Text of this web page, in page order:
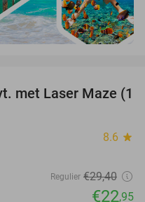
22%
met Laser Maze (1
8.6 star
Regulier €29,40
€22,95